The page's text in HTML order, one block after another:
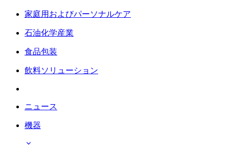
家庭用およびパーソナルケア
石油化学産業
食品包装
飲料ソリューション
ニュース
機器